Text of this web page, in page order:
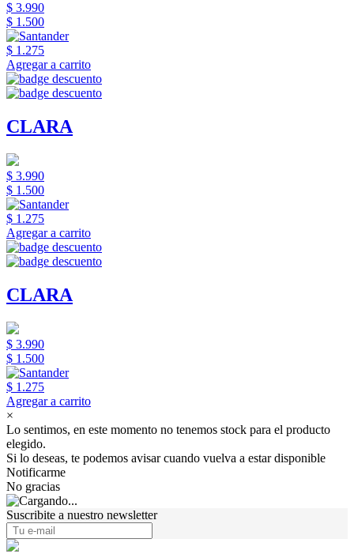
$ 3.990
$ 1.500
$ 1.275
Agregar a carrito
CLARA
$ 3.990
$ 1.500
$ 1.275
Agregar a carrito
CLARA
$ 3.990
$ 1.500
$ 1.275
Agregar a carrito
×
Lo sentimos, en este momento no tenemos stock para el producto
elegido.
Si lo deseas, te podemos avisar cuando vuelva a estar disponible
Notificarme
No gracias
Suscribite a nuestro newsletter